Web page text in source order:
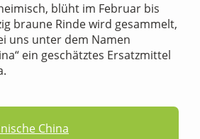
blüht im Februar bis
braune Rinde wird gesammelt,
uns unter dem Namen
ein geschätztes Ersatzmittel
China